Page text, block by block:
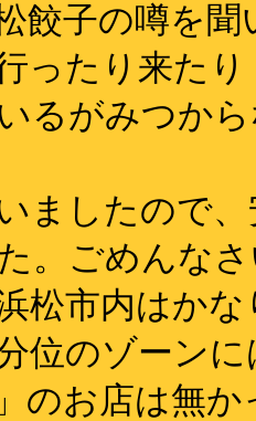
餃子の噂を
ったり来たり
るがみつか
ましたので
。ごめんな
松市内はか
位のゾーンに
のお店は無